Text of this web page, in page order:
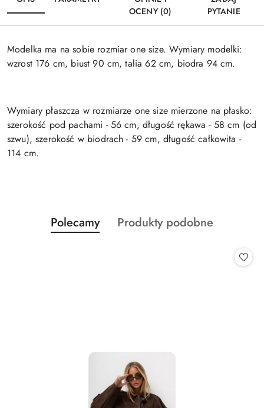
OCENY (0)
PYTANIE
Modelka ma na sobie rozmiar one size. Wymiary modelki:
wzrost 176 cm, biust 90 cm, talia 62 cm, biodra 94 cm.
Wymiary płaszcza w rozmiarze one size mierzone na płasko:
szerokość pod pachami - 56 cm, długość rękawa - 58 cm (od
szwu), szerokość w biodrach - 59 cm, długość całkowita -
114 cm.
Pomiń karuzelę produktów
Produkty
o
Polecamy
Produkty
Produkty podobne